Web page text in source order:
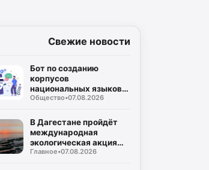
Свежие новости
Бот по созданию
корпусов
национальных языков
дагестанских народов
Общество•07.08.2026
В Дагестане пройдёт
международная
экологическая акция
«Чистый Каспий»
Главное•07.08.2026